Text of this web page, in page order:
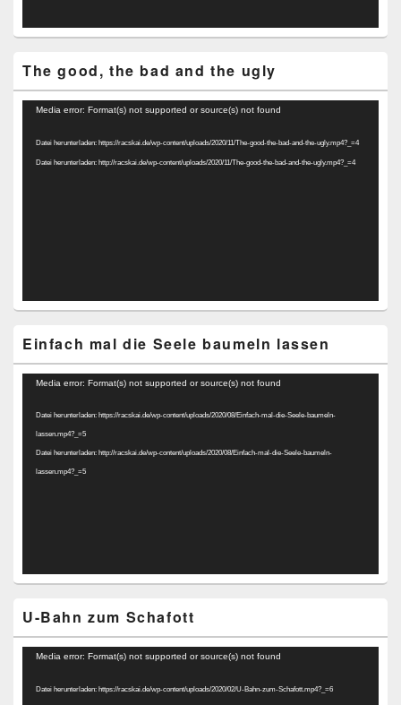
The good, the bad and the ugly
Video-
Media error: Format(s) not supported or source(s) not found
Datei herunterladen: https://racskai.de/wp-content/uploads/2020/11/The-good-the-bad-and-the-ugly.mp4?_=4
Datei herunterladen: http://racskai.de/wp-content/uploads/2020/11/The-good-the-bad-and-the-ugly.mp4?_=4
Einfach mal die Seele baumeln lassen
Video-
Media error: Format(s) not supported or source(s) not found
Datei herunterladen: https://racskai.de/wp-content/uploads/2020/08/Einfach-mal-die-Seele-baumeln-
lassen.mp4?_=5
Datei herunterladen: http://racskai.de/wp-content/uploads/2020/08/Einfach-mal-die-Seele-baumeln-
lassen.mp4?_=5
U-Bahn zum Schafott
Video-
Media error: Format(s) not supported or source(s) not found
Datei herunterladen: https://racskai.de/wp-content/uploads/2020/02/U-Bahn-zum-Schafott.mp4?_=6